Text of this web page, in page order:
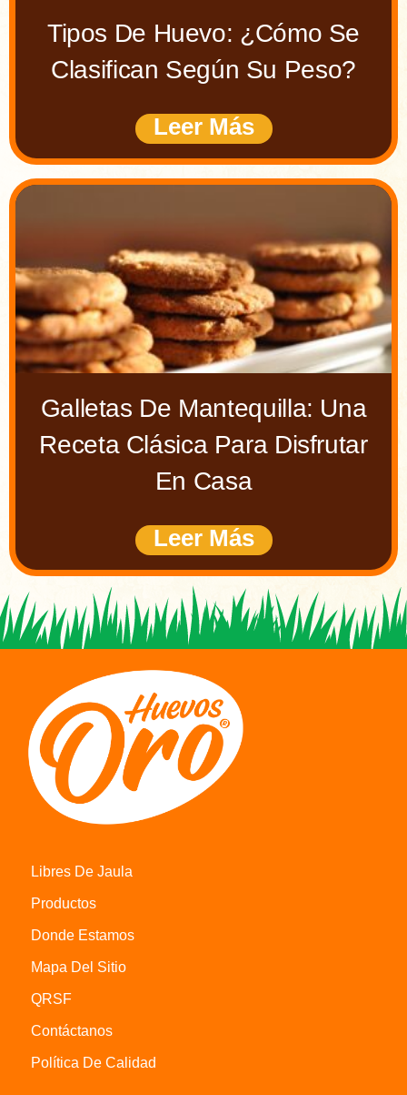
Tipos De Huevo: ¿cómo Se
Clasifican Según Su Peso?
Leer Más
Galletas De Mantequilla: Una
Receta Clásica Para Disfrutar
En Casa
Leer Más
Libres De Jaula
Productos
Donde Estamos
Mapa Del Sitio
QRSF
Contáctanos
Política De Calidad